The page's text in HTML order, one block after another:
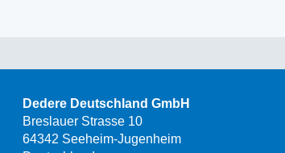
Dedere Deutschland GmbH
Breslauer Strasse 10
64342 Seeheim-Jugenheim